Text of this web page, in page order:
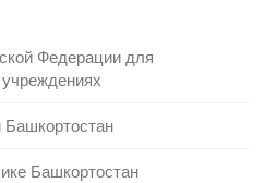
Федерации для
Башкортостан
Башкортостан